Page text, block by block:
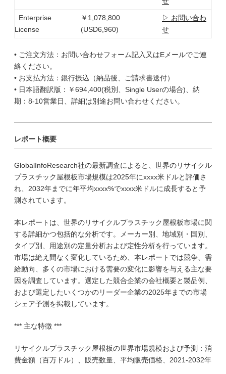
Enterprise
License
￥1,078,800
(USD6,960)
▷ お問い合わ
せ
• ご注文方法：お問い合わせフォーム記入又はEメールでご連
絡ください。
• お支払方法：銀行振込（納品後、ご請求書送付）
• 日本語翻訳版：￥694,400(税別、Single Userの場合)、納
期：8-10営業日、詳細は別途お問い合わせください。
レポート概要
GlobalInfoResearch社の最新調査によると、世界のリサイクル
プラスチック屋根板市場規模は2025年にxxxx米ドルと評価さ
れ、2032年までに年平均xxxx%でxxxx米ドルに成長すると予
測されています。
本レポートは、世界のリサイクルプラスチック屋根板市場に関
する詳細かつ包括的な分析です。メーカー別、地域別・国別、
タイプ別、用途別の定量分析および定性分析を行っています。
市場は絶え間なく変化しているため、本レポートでは競争、需
給動向、多くの市場における需要の変化に影響を与える主な要
因を調査しています。選定した競合企業の会社概要と製品例、
および選定したいくつかのリーダー企業の2025年までの市場
シェア予測を掲載しています。
*** 主な特徴 ***
リサイクルプラスチック屋根板の世界市場規模および予測：消
費金額（百万ドル）、販売数量、平均販売価格、2021-2032年